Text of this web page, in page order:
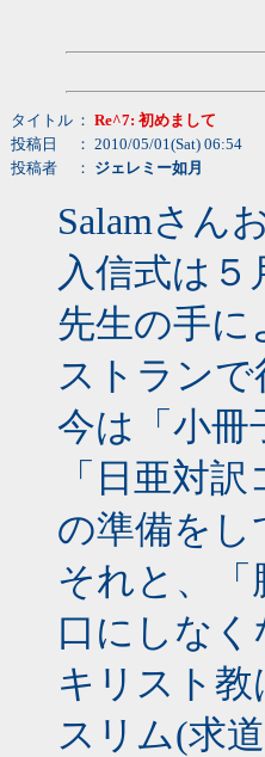
タイトル ： Re^7: 初めまして
投稿日
： 2010/05/01(Sat) 06:54
投稿者
： ジェレミー如月
Salamさん
入信式は
先生の手
ストランで
今は「小冊
「日亜対
の準備をし
それと、
口にしなく
キリスト
スリム(求